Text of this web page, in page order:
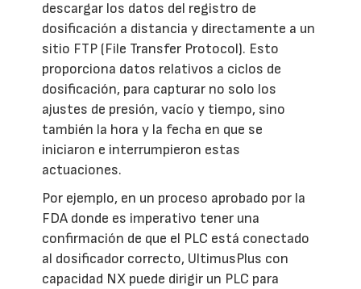
descargar los datos del registro de
dosificación a distancia y directamente a un
sitio FTP (File Transfer Protocol). Esto
proporciona datos relativos a ciclos de
dosificación, para capturar no solo los
ajustes de presión, vacío y tiempo, sino
también la hora y la fecha en que se
iniciaron e interrumpieron estas
actuaciones.
Por ejemplo, en un proceso aprobado por la
FDA donde es imperativo tener una
confirmación de que el PLC está conectado
al dosificador correcto, UltimusPlus con
capacidad NX puede dirigir un PLC para